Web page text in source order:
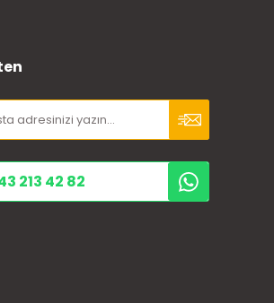
213 42 82